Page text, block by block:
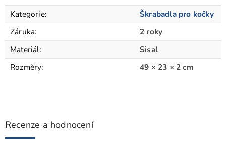
Kategorie:
Škrabadla pro kočky
Záruka:
2 roky
Materiál:
Sisal
Rozměry: 49 × 23 × 2 cm
Recenze a hodnocení